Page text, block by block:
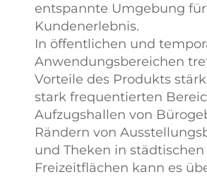
entspannte Umgebung
Kundenerlebnis.
In öffentlichen und
Anwendungsbereichen
Vorteile des Produkts
stark frequentierten
Aufzugshallen von
Rändern von
und Theken in städtischen
Freizeitflächen kann es